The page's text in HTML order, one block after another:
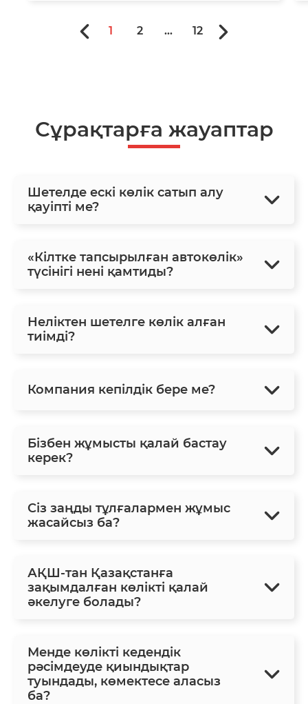
1 2 ... 12
Сұрақтарға жауаптар
Шетелде ескі көлік сатып алу
қауіпті ме?
«Кілтке тапсырылған автокөлік»
түсінігі нені қамтиды?
Неліктен шетелге көлік алған
тиімді?
Компания кепілдік бере ме?
Бізбен жұмысты қалай бастау
керек?
Сіз заңды тұлғалармен жұмыс
жасайсыз ба?
АҚШ-тан Қазақстанға
зақымдалған көлікті қалай
әкелуге болады?
Менде көлікті кедендік
рәсімдеуде қиындықтар
туындады, көмектесе аласыз
ба?